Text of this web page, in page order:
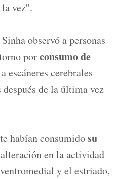
vez''.
observó a personas
porconsumo de
escáneres cerebrales
de la última vez
habían consumidosu
en la actividad
y el estriado,